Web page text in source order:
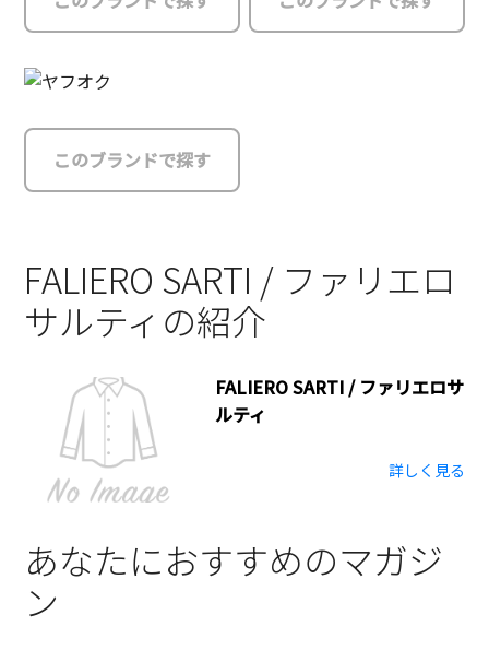
このブランドで探す
FALIERO SARTI / ファリエロ
サルティの紹介
FALIERO SARTI / ファリエロサ
ルティ
詳しく見る
あなたにおすすめのマガジ
ン